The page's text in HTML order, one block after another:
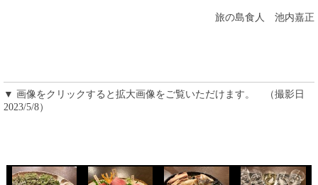
旅の島食人 池内嘉正
▼ 画像をクリックすると拡大画像をご覧いただけます。 （撮影日
2023/5/8）